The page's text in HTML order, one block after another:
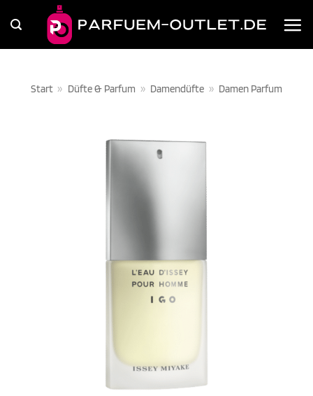
Inhalt
springen
Start » Düfte & Parfum » Damendüfte » Damen Parfum